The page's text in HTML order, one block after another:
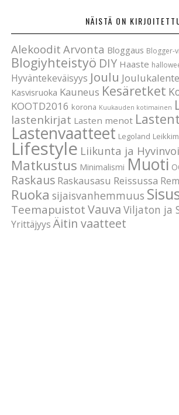
NÄISTÄ ON
Alekoodit Arvonta Bloggaus Blogger-
Blogiyhteistyö DIY Haaste
Hyväntekeväisyys Joulu
Kasvisruoka Kauneus Kesäretket
KOOTD2016 korona Kuukauden kotimainen
lastenkirjat Lasten menot
Lastenvaatteet Legoland
Lifestyle Liikunta ja
Matkustus Minimalismi Muoti
Raskaus Raskausasu Reissussa
Ruoka sijaisvanhemmuus
Teemapuistot Vauva Viljaton ja
Yrittäjyys Äitin vaatteet